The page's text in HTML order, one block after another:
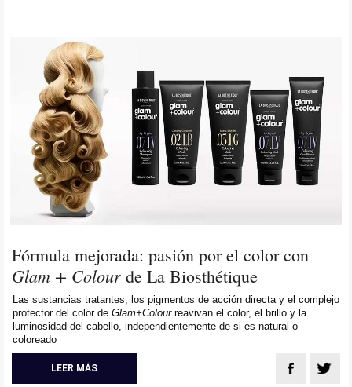
Fórmula mejorada: pasión por el color con
Glam + Colourde La Biosthétique
Las sustancias tratantes, los pigmentos de acción directa y el complejo
protector del color de Glam+Colourreavivan el color, el brillo y la
luminosidad del cabello, independientemente de si es natural o
coloreado
LEER MÁS